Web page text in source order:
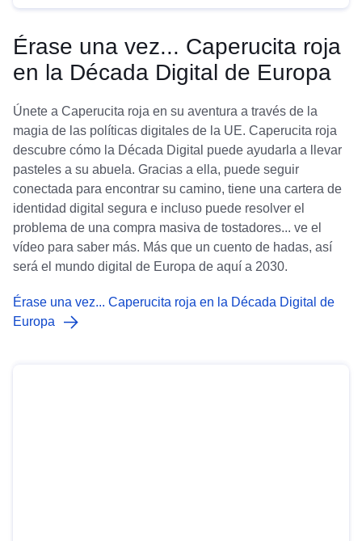
Érase una vez... Caperucita roja
en la Década Digital de Europa
Únete a Caperucita roja en su aventura a través de la
magia de las políticas digitales de la UE. Caperucita roja
descubre cómo la Década Digital puede ayudarla a llevar
pasteles a su abuela. Gracias a ella, puede seguir
conectada para encontrar su camino, tiene una cartera de
identidad digital segura e incluso puede resolver el
problema de una compra masiva de tostadores... ve el
vídeo para saber más. Más que un cuento de hadas, así
será el mundo digital de Europa de aquí a 2030.
Érase una vez... Caperucita roja en la Década Digital de
Europa